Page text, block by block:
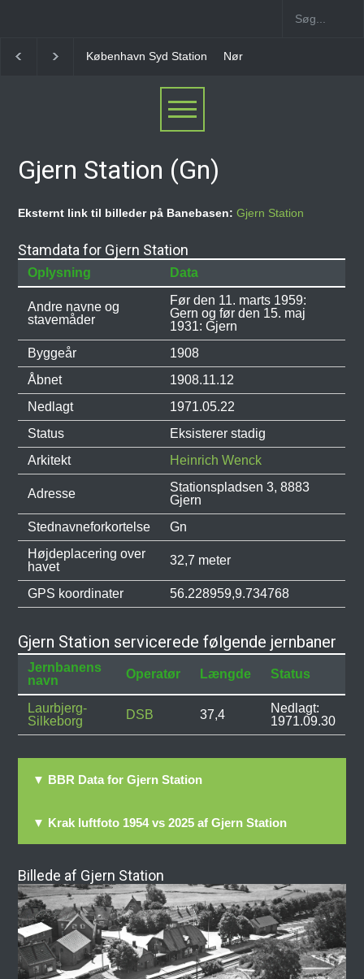
Syd Station Nørrebro B Station [1886-1930]
Gjern Station (Gn)
Eksternt link til billeder på Banebasen:Gjern Station
Stamdata for Gjern Station
Oplysning Data
Andre navne og
stavemåder
Før den 11. marts 1959:
Gern og før den 15. maj
1931: Gjern
Byggeår
1908
Åbnet
1908.11.12
Nedlagt
1971.05.22
Status
Eksisterer stadig
Arkitekt
Heinrich Wenck
Adresse
Stationspladsen 3, 8883
Gjern
Stednavneforkortelse
Gn
Højdeplacering over
havet
32,7 meter
GPS koordinater 56.228959,9.734768
Gjern Station servicerede følgende jernbaner
Jernbanens
navn
Operatør Længde Status
Laurbjerg-
Silkeborg
DSB 37,4
Nedlagt:
1971.09.30
▼ BBR Data for Gjern Station
▼ Krak luftfoto 1954 vs 2025 af Gjern Station
Billede af Gjern Station